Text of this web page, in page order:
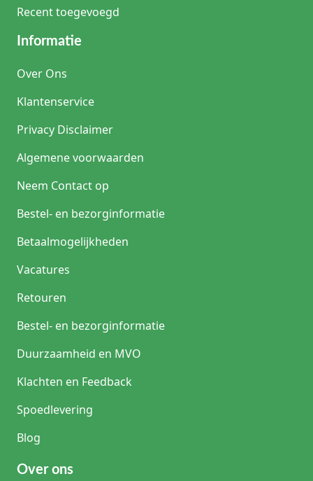
Recent toegevoegd
Informatie
Over Ons
Klantenservice
Privacy Disclaimer
Algemene voorwaarden
Neem Contact op
Bestel- en bezorginformatie
Betaalmogelijkheden
Vacatures
Retouren
Bestel- en bezorginformatie
Duurzaamheid en MVO
Klachten en Feedback
Spoedlevering
Blog
Over ons